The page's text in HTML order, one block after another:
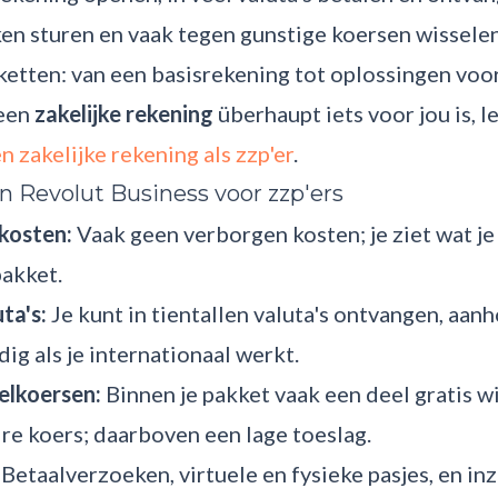
sturen en vaak tegen gunstige koersen
van een basisrekening tot oplossingen
zakelijke rekening überhaupt iets voor jou is,
zakelijke rekening als zzp'er.
Revolut Business voor zzp'ers
Vaak geen verborgen kosten; je ziet wat
Je kunt in tientallen valuta's ontvangen,
als je internationaal werkt.
Binnen je pakket vaak een deel gratis
koers; daarboven een lage toeslag.
virtuele en fysieke pasjes, en